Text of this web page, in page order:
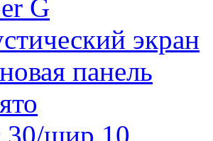
G
экран
панель
шир.10